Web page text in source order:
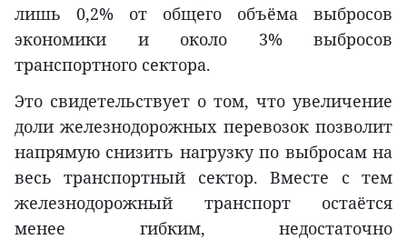
лишь 0,2% от общего объёма выбросов
экономики и около 3% выбросов
транспортного сектора.
Это свидетельствует о том, что увеличение
доли железнодорожных перевозок позволит
напрямую снизить нагрузку по выбросам на
весь транспортный сектор. Вместе с тем
железнодорожный транспорт остаётся
менее гибким, недостаточно